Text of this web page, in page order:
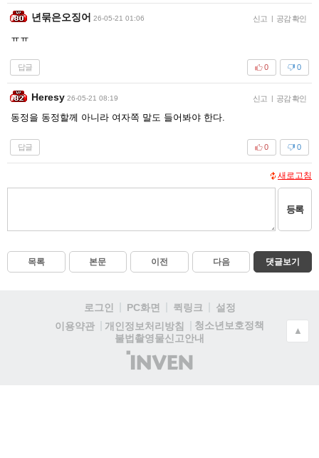
년묶은오징어 26-05-21 01:06 신고 | 공감 확인
ㅠㅠ
답글 0
0
Heresy 26-05-21 08:19 신고 | 공감 확인
동정을 동정할께 아니라 여자쪽 말도 들어봐야 한다.
답글 0
0
새로고침
등록
목록 본문 이전 다음 댓글보기
로그인 PC화면 퀵링크
설정
이용약관
개인정보처리방침
청소년보호정책
불법촬영물신고안내
(주)
인
▲